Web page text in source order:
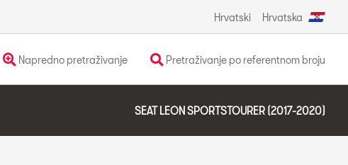
Hrvatski Hrvatska
Napredno pretraživanje Pretraživanje po referentnom broju
SEAT LEON SPORTSTOURER (2017-2020)